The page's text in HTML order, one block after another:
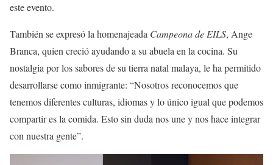
este evento.
También se expresó la homenajeada Campeona de EILS, Ange
Branca, quien creció ayudando a su abuela en la cocina. Su
nostalgia por los sabores de su tierra natal malaya, le ha permitido
desarrollarse como inmigrante: “Nosotros reconocemos que
tenemos diferentes culturas, idiomas y lo único igual que podemos
compartir es la comida. Esto sin duda nos une y nos hace integrar
con nuestra gente”.